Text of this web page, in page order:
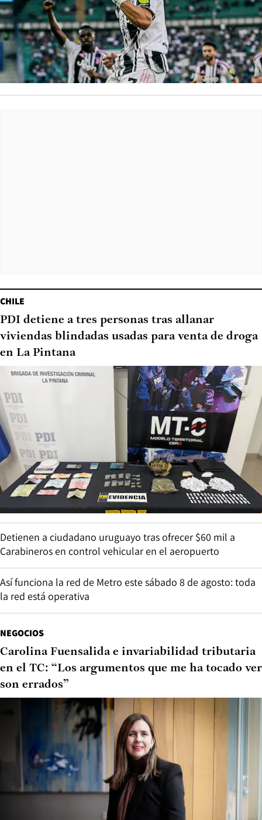
CHILE
PDI detiene a tres personas tras allanar
viviendas blindadas usadas para venta de droga
en La Pintana
Detienen a ciudadano uruguayo tras ofrecer $60 mil a
Carabineros en control vehicular en el aeropuerto
Así funciona la red de Metro este sábado 8 de agosto: toda
la red está operativa
NEGOCIOS
Carolina Fuensalida e invariabilidad tributaria
en el TC: “Los argumentos que me ha tocado ver
son errados”